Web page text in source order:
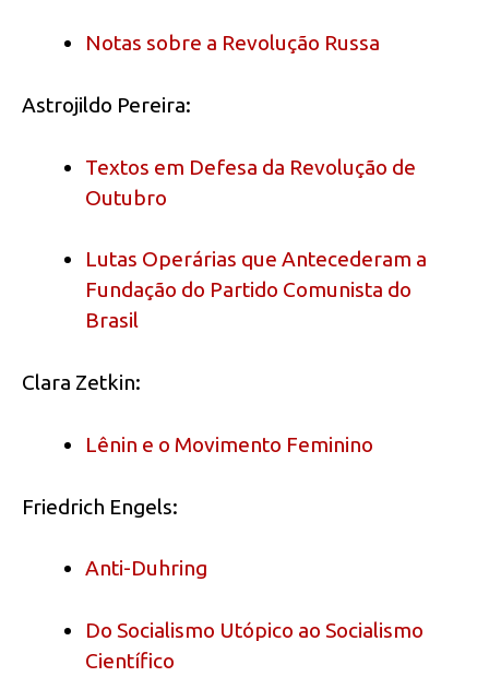
Notas sobre a Revolução Russa
Astrojildo Pereira:
Textos em Defesa da Revolução de
Outubro
Lutas Operárias que Antecederam a
Fundação do Partido Comunista do
Brasil
Clara Zetkin:
Lênin e o Movimento Feminino
Friedrich Engels:
Anti-Duhring
Do Socialismo Utópico ao Socialismo
Científico